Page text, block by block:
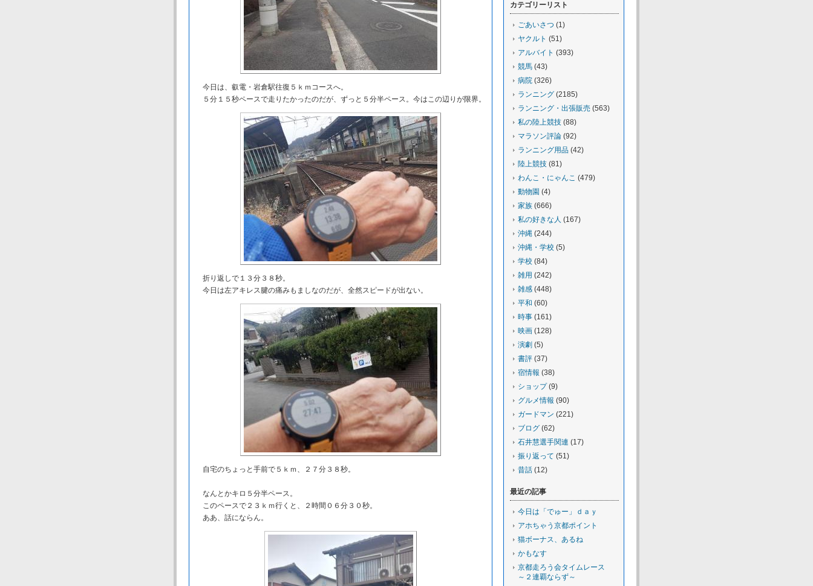
今日は、叡電・岩倉駅往復５ｋｍコースへ。
５分１５秒ペースで走りたかったのだが、ずっと５分半ペース。今はこの辺りが限界。
折り返しで１３分３８秒。
今日は左アキレス腱の痛みもましなのだが、全然スピードが出ない。
自宅のちょっと手前で５ｋｍ、２７分３８秒。
なんとかキロ５分半ペース。
このペースで２３ｋｍ行くと、２時間０６分３０秒。
ああ、話にならん。
カテゴリーリスト
ごあいさつ (1)
ヤクルト (51)
アルバイト (393)
競馬 (43)
病院 (326)
ランニング (2185)
ランニング・出張販売 (563)
私の陸上競技 (88)
マラソン評論 (92)
ランニング用品 (42)
陸上競技 (81)
わんこ・にゃんこ (479)
動物園 (4)
家族 (666)
私の好きな人 (167)
沖縄 (244)
沖縄・学校 (5)
学校 (84)
雑用 (242)
雑感 (448)
平和 (60)
時事 (161)
映画 (128)
演劇 (5)
書評 (37)
宿情報 (38)
ショップ(9)
グルメ情報 (90)
ガードマン (221)
ブログ (62)
石井慧選手関連 (17)
振り返って (51)
昔話 (12)
最近の記事
今日は「でゅー」ｄａｙ
アホちゃう京都ポイント
猫ボーナス、あるね
かもなす
京都走ろう会タイムレース
～２連覇ならず～